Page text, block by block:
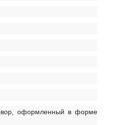
оформленный в форме